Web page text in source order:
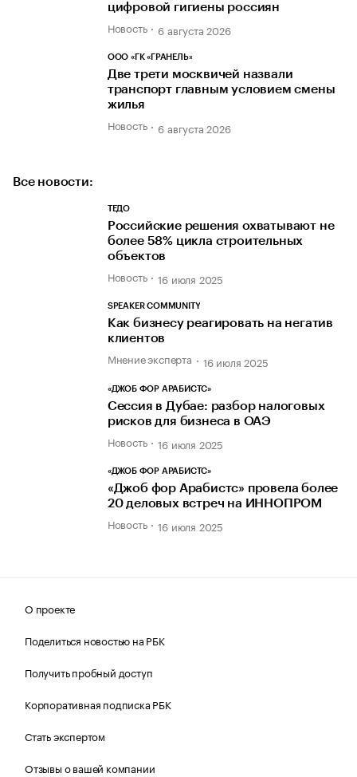
цифровой гигиены россиян
Новость 6 августа 2026
ООО «ГК «ГРАНЕЛЬ»
Две трети москвичей назвали
транспорт главным условием смены
жилья
Новость 6 августа 2026
Все новости:
ТЕДО
Российские решения охватывают не
более 58% цикла строительных
объектов
Новость 16 июля 2025
SPEAKER COMMUNITY
Как бизнесу реагировать на негатив
клиентов
Мнение эксперта 16 июля 2025
«ДЖОБ ФОР АРАБИСТС»
Сессия в Дубае: разбор налоговых
рисков для бизнеса в ОАЭ
Новость 16 июля 2025
«ДЖОБ ФОР АРАБИСТС»
«Джоб фор Арабистс» провела более
20 деловых встреч на ИННОПРОМ
Новость 16 июля 2025
О проекте
Поделиться новостью на РБК
Получить пробный доступ
Корпоративная подписка РБК
Стать экспертом
Отзывы о вашей компании